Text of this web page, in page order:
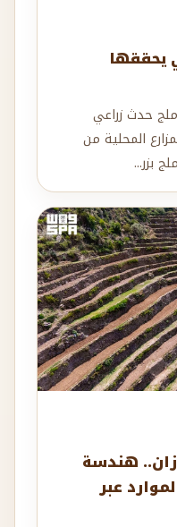
يحققها
مهرجان المانجو في محافظة أملج حدث زراعي
المحلية من
بزر...
هندسة
عبر